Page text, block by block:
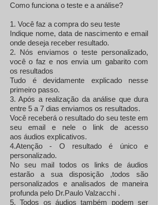
Como funciona o teste e a análise?
1. Você faz a compra do seu teste
Indique nome, data de nascimento e email
onde deseja receber resultado.
2. Nós enviamos o teste personalizado,
você o faz e nos envia um gabarito com
os resultados
Tudo é devidamente explicado nesse
primeiro passo.
3. Após a realização da análise que dura
entre 5 a 7 dias enviamos os resultados.
Você receberá o resultado do seu teste em
seu email e nele o link de acesso
aos áudios explicativos.
4.Atenção - O resultado é único e
personalizado.
No seu mail todos os links de áudios
estarão a sua disposição ,todos são
personalizados e analisados de maneira
profunda pelo Dr.Paulo Valzacchi .
5. Todos os áudios também podem ser